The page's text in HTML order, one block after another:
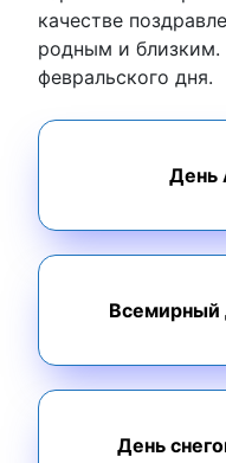
качестве
родным и близким.
февральского дня.
День
Всемирный
День